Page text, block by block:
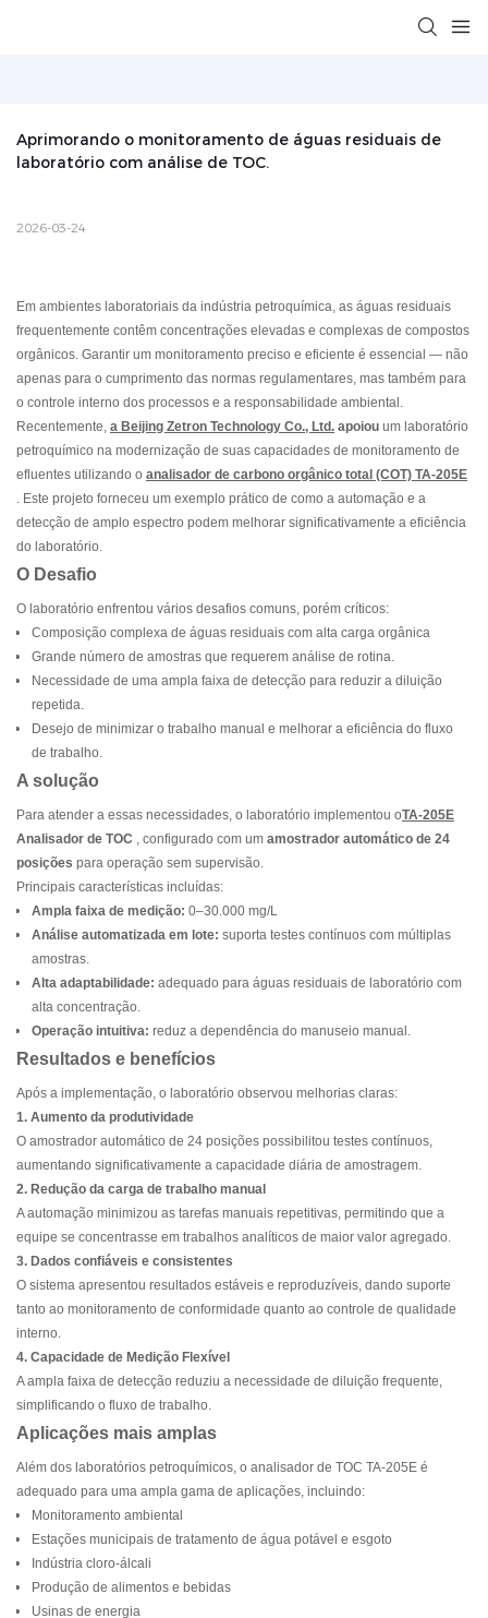
Aprimorando o monitoramento de águas residuais de
laboratório com análise de TOC.
2026-03-24
Em ambientes laboratoriais da indústria petroquímica, as águas residuais
frequentemente contêm concentrações elevadas e complexas de compostos
orgânicos. Garantir um monitoramento preciso e eficiente é essencial — não
apenas para o cumprimento das normas regulamentares, mas também para
o controle interno dos processos e a responsabilidade ambiental.
Recentemente, a Beijing Zetron Technology Co., Ltd. apoiou um laboratório
petroquímico na modernização de suas capacidades de monitoramento de
efluentes utilizando o analisador de carbono orgânico total (COT) TA-205E
. Este projeto forneceu um exemplo prático de como a automação e a
detecção de amplo espectro podem melhorar significativamente a eficiência
do laboratório.
O Desafio
O laboratório enfrentou vários desafios comuns, porém críticos:
Composição complexa de águas residuais com alta carga orgânica
Grande número de amostras que requerem análise de rotina.
Necessidade de uma ampla faixa de detecção para reduzir a diluição
repetida.
Desejo de minimizar o trabalho manual e melhorar a eficiência do fluxo
de trabalho.
A solução
Para atender a essas necessidades, o laboratório implementou oTA-205E
Analisador de TOC , configurado com um amostrador automático de 24
posições para operação sem supervisão.
Principais características incluídas:
Ampla faixa de medição: 0–30.000 mg/L
Análise automatizada em lote: suporta testes contínuos com múltiplas
amostras.
Alta adaptabilidade: adequado para águas residuais de laboratório com
alta concentração.
Operação intuitiva: reduz a dependência do manuseio manual.
Resultados e benefícios
Após a implementação, o laboratório observou melhorias claras:
1. Aumento da produtividade
O amostrador automático de 24 posições possibilitou testes contínuos,
aumentando significativamente a capacidade diária de amostragem.
2. Redução da carga de trabalho manual
A automação minimizou as tarefas manuais repetitivas, permitindo que a
equipe se concentrasse em trabalhos analíticos de maior valor agregado.
3. Dados confiáveis ​​e consistentes
O sistema apresentou resultados estáveis ​​e reproduzíveis, dando suporte
tanto ao monitoramento de conformidade quanto ao controle de qualidade
interno.
4. Capacidade de Medição Flexível
A ampla faixa de detecção reduziu a necessidade de diluição frequente,
simplificando o fluxo de trabalho.
Aplicações mais amplas
Além dos laboratórios petroquímicos, o analisador de TOC TA-205E é
adequado para uma ampla gama de aplicações, incluindo:
Monitoramento ambiental
Estações municipais de tratamento de água potável e esgoto
Indústria cloro-álcali
Produção de alimentos e bebidas
Usinas de energia